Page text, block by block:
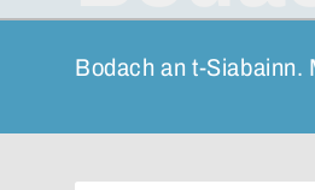
Bodach an t-Siabainn.